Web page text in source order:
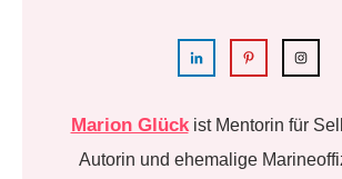
Marion Glückist Mentorin für
Autorin und ehemalige